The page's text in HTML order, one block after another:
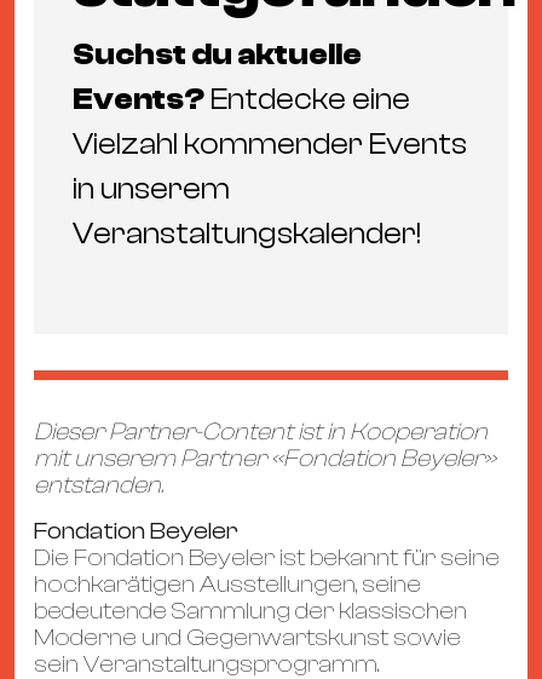
Suchst du aktuelle
Events? Entdecke eine
Vielzahl kommender Events
in unserem
Veranstaltungskalender!
Dieser Partner-Content ist in Kooperation
mit unserem Partner «Fondation Beyeler»
entstanden.
Fondation Beyeler
Die Fondation Beyeler ist bekannt für seine
hochkarätigen Ausstellungen, seine
bedeutende Sammlung der klassischen
Moderne und Gegenwartskunst sowie
sein Veranstaltungsprogramm.